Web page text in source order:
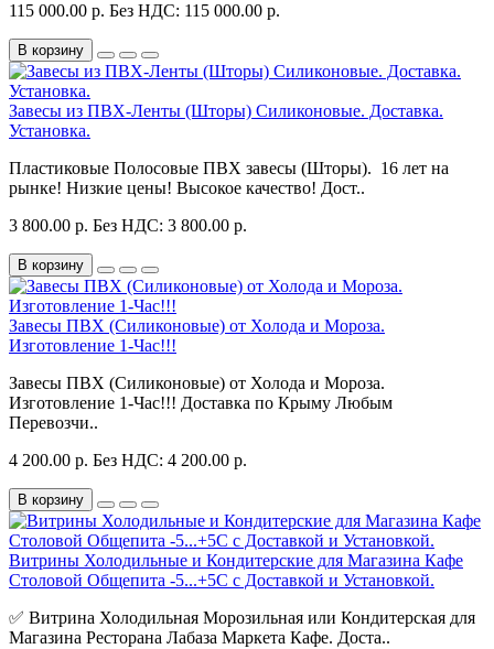
115 000.00 р. Без НДС: 115 000.00 р.
В корзину
Завесы из ПВХ-Ленты (Шторы) Силиконовые. Доставка.
Установка.
Пластиковые Полосовые ПВХ завесы (Шторы). 16 лет на
рынке! Низкие цены! Высокое качество! Дост..
3 800.00 р. Без НДС: 3 800.00 р.
В корзину
Завесы ПВХ (Силиконовые) от Холода и Мороза.
Изготовление 1-Час!!!
Завесы ПВХ (Силиконовые) от Холода и Мороза.
Изготовление 1-Час!!! Доставка по Крыму Любым
Перевозчи..
4 200.00 р. Без НДС: 4 200.00 р.
В корзину
Витрины Холодильные и Кондитерские для Магазина Кафе
Столовой Общепита -5...+5С с Доставкой и Установкой.
✅ Витрина Холодильная Морозильная или Кондитерская для
Магазина Ресторана Лабаза Маркета Кафе. Доста..